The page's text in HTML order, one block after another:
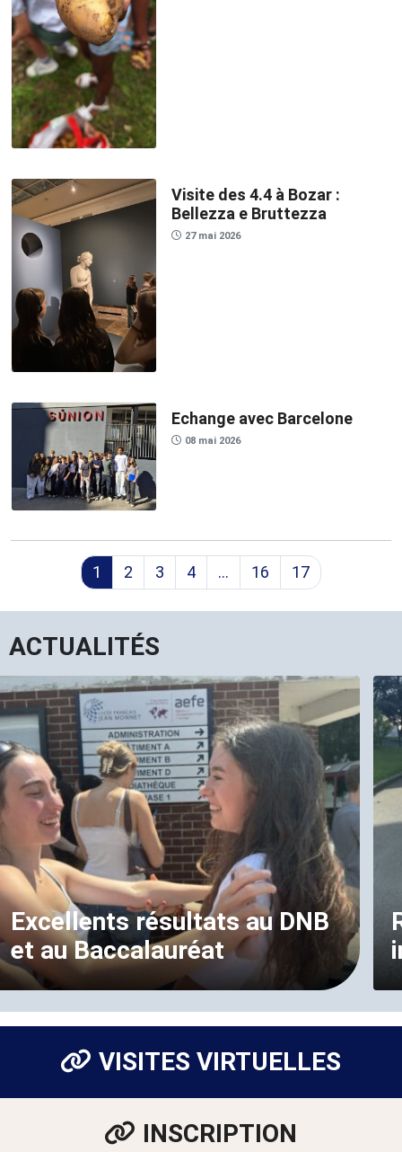
Visite des 4.4 à Bozar :
Bellezza e Bruttezza
27 mai 2026
Echange avec Barcelone
08 mai 2026
1 2 3 4 … 16 17
ACTUALITÉS
Excellents résultats au DNB
et au Baccalauréat
VISITES VIRTUELLES
INSCRIPTION